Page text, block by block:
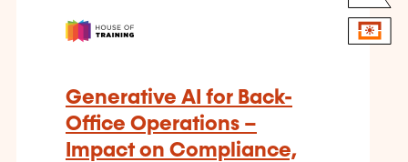
Generative AI for Back-
Office Operations –
Impact on Compliance,